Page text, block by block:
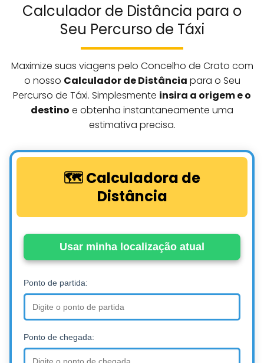
Calculador de Distância para o
Seu Percurso de Táxi
Maximize suas viagens pelo Concelho de Crato com
o nosso Calculador de Distância para o Seu
Percurso de Táxi. Simplesmente insira a origem e o
destino e obtenha instantaneamente uma
estimativa precisa.
🗺️ Calculadora de
Distância
Usar minha localização atual
Ponto de partida:
Ponto de chegada: